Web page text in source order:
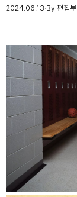
2024.06.13 By 편집부